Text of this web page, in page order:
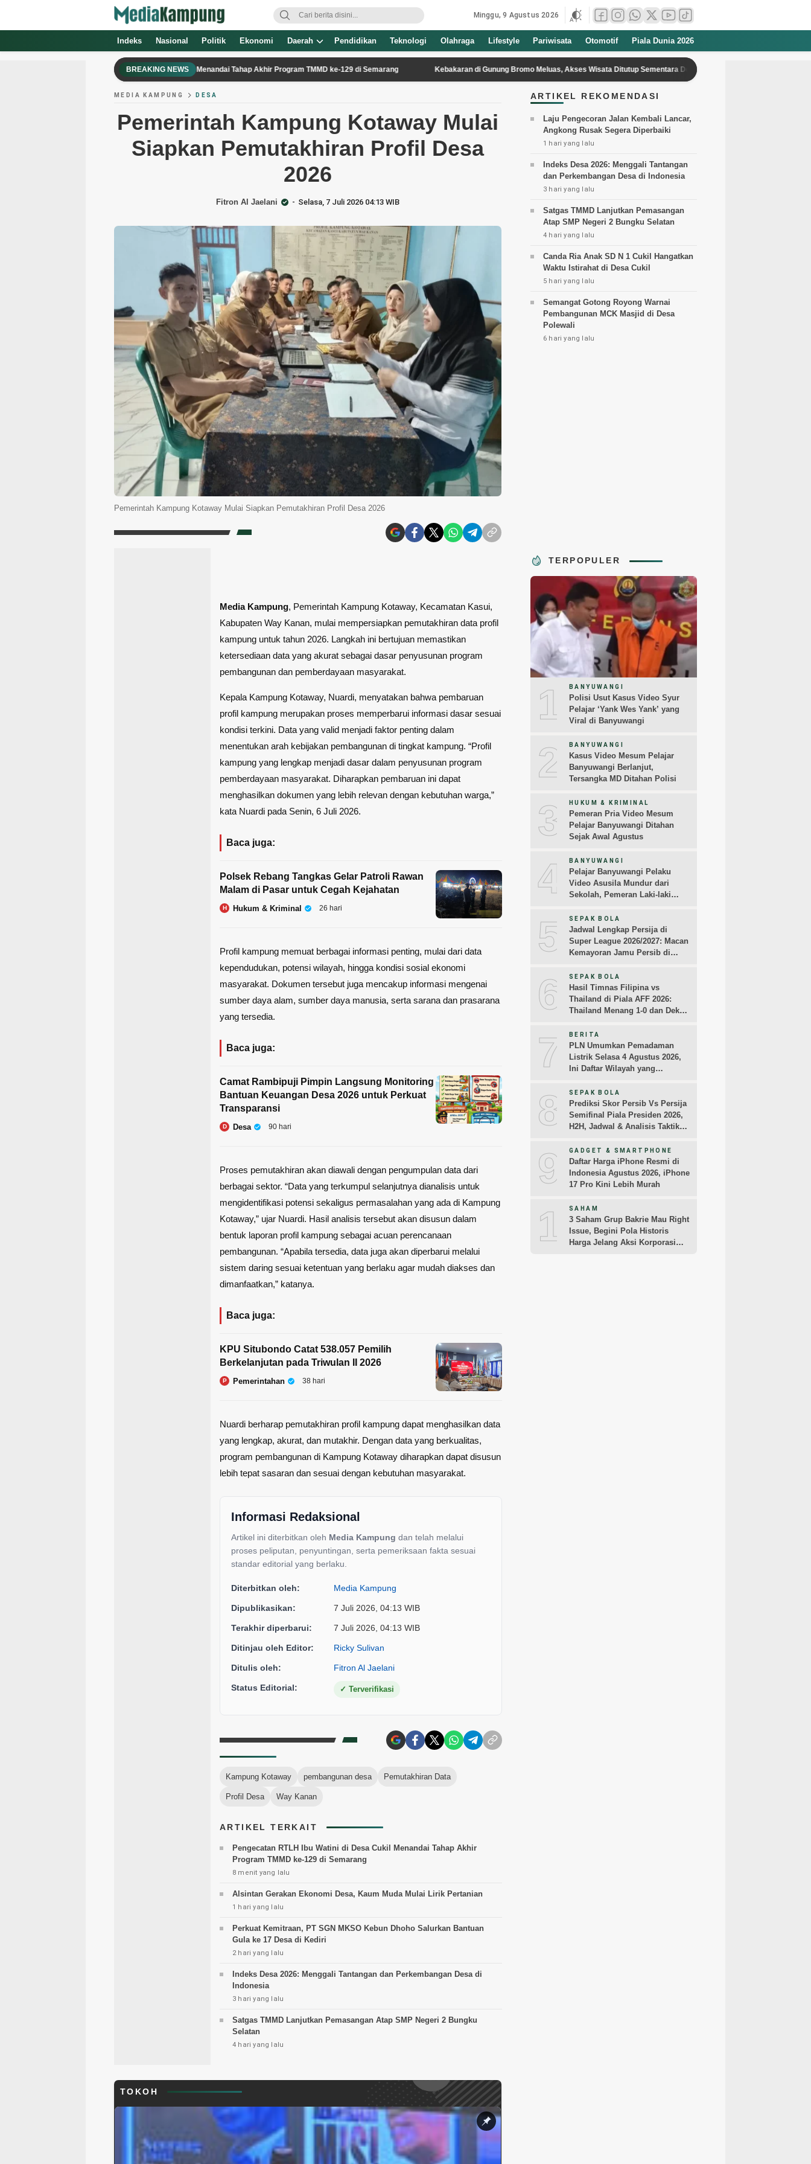
Minggu, 9 Agustus 2026
Indeks Nasional Politik Ekonomi Daerah Pendidikan Teknologi Olahraga Lifestyle Pariwisata Otomotif Piala Dunia 2026
BREAKING NEWS
Pengecatan RTLH Ibu Watini di Desa Cukil Menandai Tahap Akhir Program TMMD ke-129 di Semarang Kebakaran di Gunung Bromo Meluas, Akses Wisata Ditutup Sementara Demi Keselamatan
MEDIA KAMPUNG DESA
Pemerintah Kampung Kotaway Mulai
Siapkan Pemutakhiran Profil Desa
2026
Fitron Al Jaelani Selasa, 7 Juli 2026 04:13 WIB
Pemerintah Kampung Kotaway Mulai Siapkan Pemutakhiran Profil Desa 2026
Media Kampung, Pemerintah Kampung Kotaway, Kecamatan Kasui,
Kabupaten Way Kanan, mulai mempersiapkan pemutakhiran data profil
kampung untuk tahun 2026. Langkah ini bertujuan memastikan
ketersediaan data yang akurat sebagai dasar penyusunan program
pembangunan dan pemberdayaan masyarakat.
Kepala Kampung Kotaway, Nuardi, menyatakan bahwa pembaruan
profil kampung merupakan proses memperbarui informasi dasar sesuai
kondisi terkini. Data yang valid menjadi faktor penting dalam
menentukan arah kebijakan pembangunan di tingkat kampung. “Profil
kampung yang lengkap menjadi dasar dalam penyusunan program
pemberdayaan masyarakat. Diharapkan pembaruan ini dapat
menghasilkan dokumen yang lebih relevan dengan kebutuhan warga,”
kata Nuardi pada Senin, 6 Juli 2026.
Baca juga:
Polsek Rebang Tangkas Gelar Patroli Rawan
Malam di Pasar untuk Cegah Kejahatan
H Hukum & Kriminal 26 hari
Profil kampung memuat berbagai informasi penting, mulai dari data
kependudukan, potensi wilayah, hingga kondisi sosial ekonomi
masyarakat. Dokumen tersebut juga mencakup informasi mengenai
sumber daya alam, sumber daya manusia, serta sarana dan prasarana
yang tersedia.
Baca juga:
Camat Rambipuji Pimpin Langsung Monitoring
Bantuan Keuangan Desa 2026 untuk Perkuat
Transparansi
D Desa 90 hari
Proses pemutakhiran akan diawali dengan pengumpulan data dari
berbagai sektor. “Data yang terkumpul selanjutnya dianalisis untuk
mengidentifikasi potensi sekaligus permasalahan yang ada di Kampung
Kotaway,” ujar Nuardi. Hasil analisis tersebut akan disusun dalam
bentuk laporan profil kampung sebagai acuan perencanaan
pembangunan. “Apabila tersedia, data juga akan diperbarui melalui
sistem daring sesuai ketentuan yang berlaku agar mudah diakses dan
dimanfaatkan,” katanya.
Baca juga:
KPU Situbondo Catat 538.057 Pemilih
Berkelanjutan pada Triwulan II 2026
P Pemerintahan 38 hari
Nuardi berharap pemutakhiran profil kampung dapat menghasilkan data
yang lengkap, akurat, dan mutakhir. Dengan data yang berkualitas,
program pembangunan di Kampung Kotaway diharapkan dapat disusun
lebih tepat sasaran dan sesuai dengan kebutuhan masyarakat.
Informasi Redaksional
Artikel ini diterbitkan oleh Media Kampung dan telah melalui
proses peliputan, penyuntingan, serta pemeriksaan fakta sesuai
standar editorial yang berlaku.
Diterbitkan oleh: Media Kampung
Dipublikasikan: 7 Juli 2026, 04:13 WIB
Terakhir diperbarui: 7 Juli 2026, 04:13 WIB
Ditinjau oleh Editor: Ricky Sulivan
Ditulis oleh: Fitron Al Jaelani
Status Editorial: ✓ Terverifikasi
Kampung Kotaway pembangunan desa Pemutakhiran Data
Profil Desa Way Kanan
ARTIKEL TERKAIT
Pengecatan RTLH Ibu Watini di Desa Cukil Menandai Tahap Akhir
Program TMMD ke-129 di Semarang
8 menit yang lalu
Alsintan Gerakan Ekonomi Desa, Kaum Muda Mulai Lirik Pertanian
1 hari yang lalu
Perkuat Kemitraan, PT SGN MKSO Kebun Dhoho Salurkan Bantuan
Gula ke 17 Desa di Kediri
2 hari yang lalu
Indeks Desa 2026: Menggali Tantangan dan Perkembangan Desa di
Indonesia
3 hari yang lalu
Satgas TMMD Lanjutkan Pemasangan Atap SMP Negeri 2 Bungku
Selatan
4 hari yang lalu
TOKOH
ARTIKEL REKOMENDASI
Laju Pengecoran Jalan Kembali Lancar,
Angkong Rusak Segera Diperbaiki
1 hari yang lalu
Indeks Desa 2026: Menggali Tantangan
dan Perkembangan Desa di Indonesia
3 hari yang lalu
Satgas TMMD Lanjutkan Pemasangan
Atap SMP Negeri 2 Bungku Selatan
4 hari yang lalu
Canda Ria Anak SD N 1 Cukil Hangatkan
Waktu Istirahat di Desa Cukil
5 hari yang lalu
Semangat Gotong Royong Warnai
Pembangunan MCK Masjid di Desa
Polewali
6 hari yang lalu
TERPOPULER
1 BANYUWANGI
Polisi Usut Kasus Video Syur
Pelajar ‘Yank Wes Yank’ yang
Viral di Banyuwangi
2 BANYUWANGI
Kasus Video Mesum Pelajar
Banyuwangi Berlanjut,
Tersangka MD Ditahan Polisi
3 HUKUM & KRIMINAL
Pemeran Pria Video Mesum
Pelajar Banyuwangi Ditahan
Sejak Awal Agustus
4 BANYUWANGI
Pelajar Banyuwangi Pelaku
Video Asusila Mundur dari
Sekolah, Pemeran Laki-laki
5 SEPAK BOLA
Jadwal Lengkap Persija di
Super League 2026/2027: Macan
Kemayoran Jamu Persib di
6 SEPAK BOLA
Hasil Timnas Filipina vs
Thailand di Piala AFF 2026:
Thailand Menang 1-0 dan Dekati
7 BERITA
PLN Umumkan Pemadaman
Listrik Selasa 4 Agustus 2026,
Ini Daftar Wilayah yang
8 SEPAK BOLA
Prediksi Skor Persib Vs Persija
Semifinal Piala Presiden 2026,
H2H, Jadwal & Analisis Taktik
9 GADGET & SMARTPHONE
Daftar Harga iPhone Resmi di
Indonesia Agustus 2026, iPhone
17 Pro Kini Lebih Murah
10
SAHAM
3 Saham Grup Bakrie Mau Right
Issue, Begini Pola Historis
Harga Jelang Aksi Korporasi